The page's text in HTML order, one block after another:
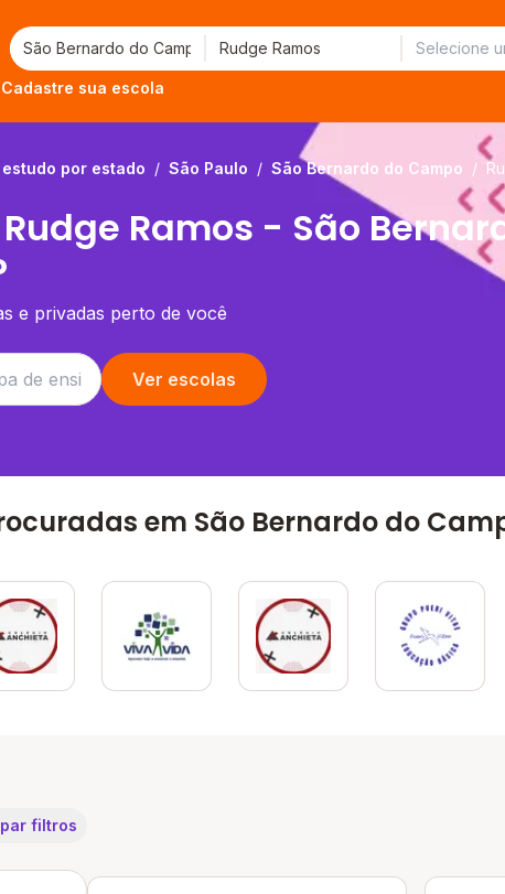
Cadastre sua escola
por estado / São Paulo / São Bernardo do Campo /
Ramos - São
e privadas perto de você
Ver escolas
em São Bernardo do
filtros